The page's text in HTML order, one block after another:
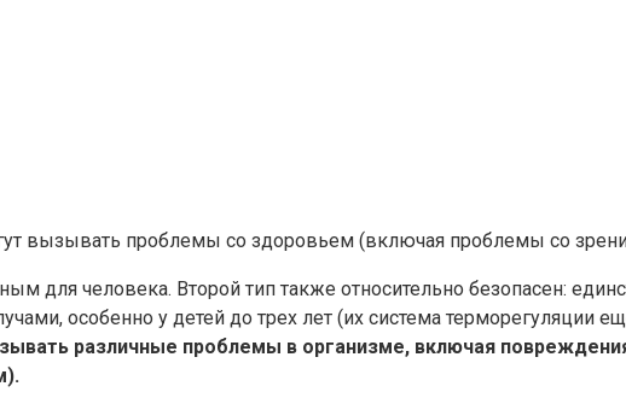
вызывать проблемы со здоровьем (включая проблемы со
для человека. Второй тип также относительно безопасен:
особенно у детей до трех лет (их система терморегуляции
различные проблемы в организме, включая